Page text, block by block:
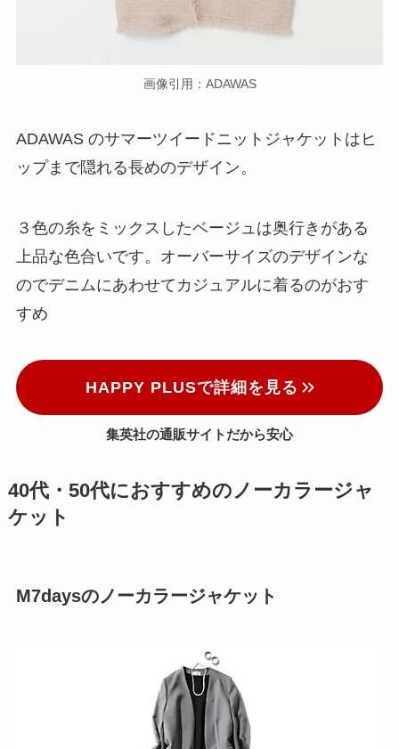
画像引用：ADAWAS
ADAWAS のサマーツイードニットジャケットはヒ
ップまで隠れる長めのデザイン。
３色の糸をミックスしたベージュは奥行きがある
上品な色合いです。オーバーサイズのデザインな
のでデニムにあわせてカジュアルに着るのがおす
すめ
HAPPY PLUSで詳細を見る
集英社の通販サイトだから安心
40代・50代におすすめのノーカラージャ
ケット
M7daysのノーカラージャケット